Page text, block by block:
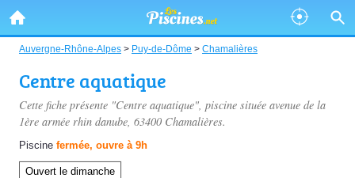
Auvergne-Rhône-Alpes > Puy-de-Dôme > Chamalières
Centre aquatique
Cette fiche présente "Centre aquatique", piscine située avenue de la
1ère armée rhin danube, 63400 Chamalières.
Piscine fermée, ouvre à 9h
Ouvert le dimanche